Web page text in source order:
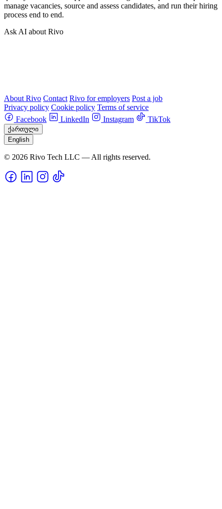
manage vacancies, source and assess candidates, and run their hiring
process end to end.
Ask AI about Rivo
About Rivo Contact Rivo for employers Post a job
Privacy policy Cookie policy Terms of service
Facebook
LinkedIn Instagram TikTok
ქართული
English
© 2026 Rivo Tech LLC — All rights reserved.